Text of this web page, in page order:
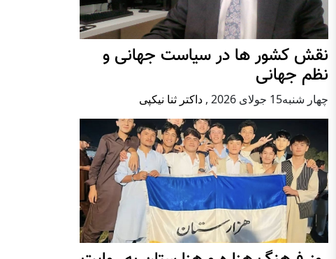
نقش کشور ها در سیاست جهانی و
نظم جهانی
چهار شنبه15 جولای 2026 , داکتر ثنا نیکپی